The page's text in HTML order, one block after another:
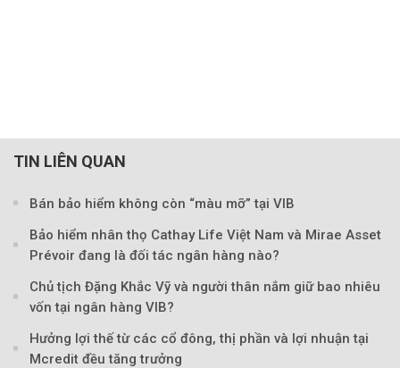
TIN LIÊN QUAN
Bán bảo hiểm không còn “màu mỡ” tại VIB
Bảo hiểm nhân thọ Cathay Life Việt Nam và Mirae Asset
Prévoir đang là đối tác ngân hàng nào?
Chủ tịch Đặng Khắc Vỹ và người thân nắm giữ bao nhiêu
vốn tại ngân hàng VIB?
Hưởng lợi thế từ các cổ đông, thị phần và lợi nhuận tại
Mcredit đều tăng trưởng